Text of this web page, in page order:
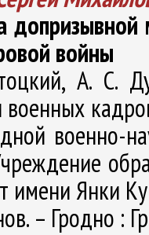
войны
А. С.
военных
военно-
имени Янки
– Гродно :